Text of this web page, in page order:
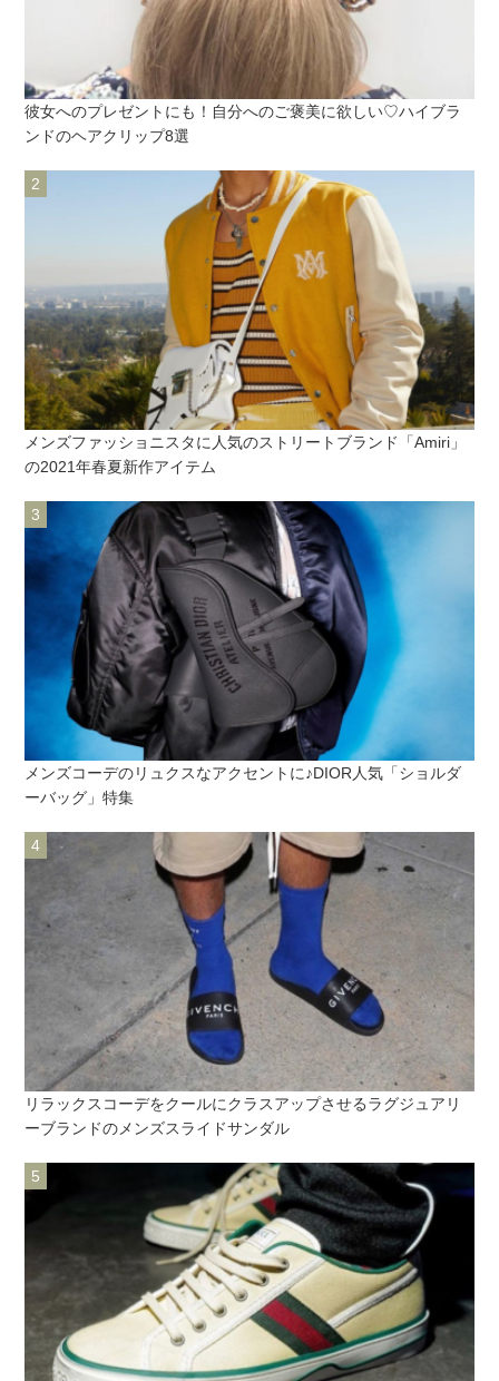
彼女へのプレゼントにも！自分へのご褒美に欲しい♡ハイブラ
ンドのヘアクリップ8選
メンズファッショニスタに人気のストリートブランド「Amiri」
の2021年春夏新作アイテム
メンズコーデのリュクスなアクセントに♪DIOR人気「ショルダ
ーバッグ」特集
リラックスコーデをクールにクラスアップさせるラグジュアリ
ーブランドのメンズスライドサンダル